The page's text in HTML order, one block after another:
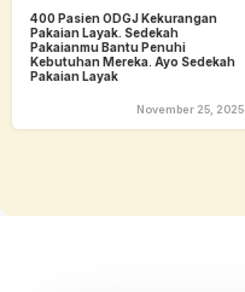
400 Pasien ODGJ Kekurangan
Pakaian Layak. Sedekah
Pakaianmu Bantu Penuhi
Kebutuhan Mereka. Ayo Sedekah
Pakaian Layak
November 25, 2025